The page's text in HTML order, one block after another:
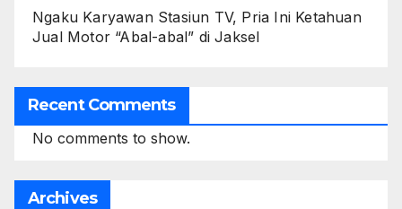
Ngaku Karyawan Stasiun TV, Pria Ini Ketahuan
Jual Motor “Abal-abal” di Jaksel
Recent Comments
No comments to show.
Archives